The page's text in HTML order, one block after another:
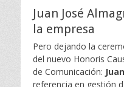
Juan José
la empresa
Pero dejando la
del nuevo Honoris
de Comunicación:
referencia en gestión